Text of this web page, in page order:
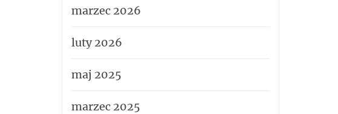
marzec 2026
luty 2026
maj 2025
marzec 2025